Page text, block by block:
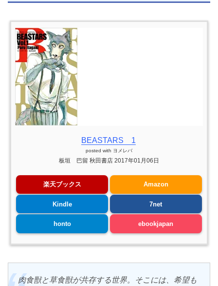
BEASTARS 1
posted with ヨメレバ
板垣 巴留 秋田書店 2017年01月06日
楽天ブックス Amazon
Kindle 7net
honto ebookjapan
肉食獣と草食獣が共存する世界。そこには、希望も